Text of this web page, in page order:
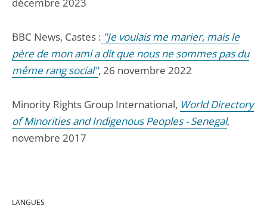
BBC News, Castes : "Je voulais me marier, mais le
père de mon ami a dit que nous ne sommes pas du
même rang social", 26 novembre 2022
Minority Rights Group International, World Directory
of Minorities and Indigenous Peoples - Senegal,
novembre 2017
LANGUES